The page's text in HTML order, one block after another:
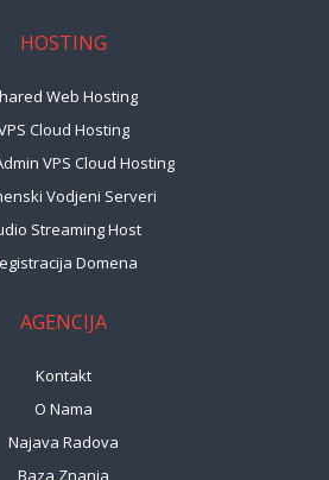
HOSTING
Web Hosting
Cloud Hosting
VPS Cloud Hosting
Vodjeni Serveri
Streaming Host
Domena
AGENCIJA
Kontakt
O Nama
Najava Radova
Baza Znanja